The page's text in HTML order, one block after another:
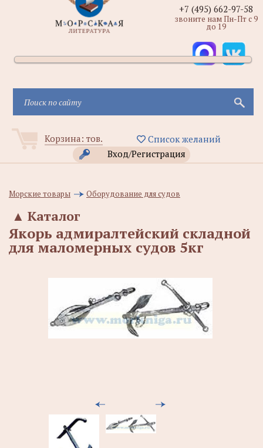
Корзина: тов.
Список желаний
Вход/Регистрация
+7 (495) 662-97-58
звоните нам Пн-Пт с 9
до 19
Морские товары Оборудование для судов
Каталог
▲
Якорь адмиралтейский складной
для маломерных судов 5кг